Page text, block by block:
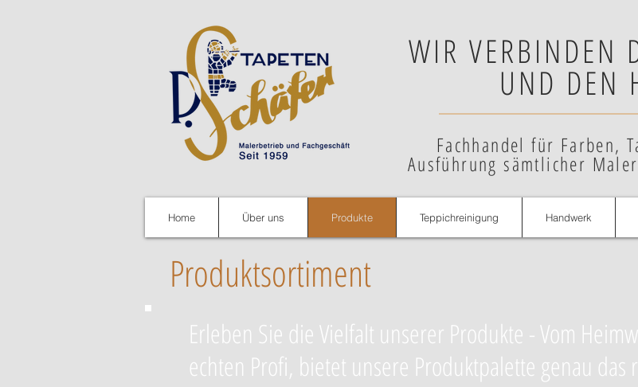
WIR VERBINDEN
UND DEN
Fachhandel für Farben,
Ausführung sämtlicher
Home Über uns Produkte Teppichreinigung Handwerk
Produktsortiment
Erleben Sie die Vielfalt unserer Produkte - Vom
echten Profi, bietet unsere Produktpalette genau